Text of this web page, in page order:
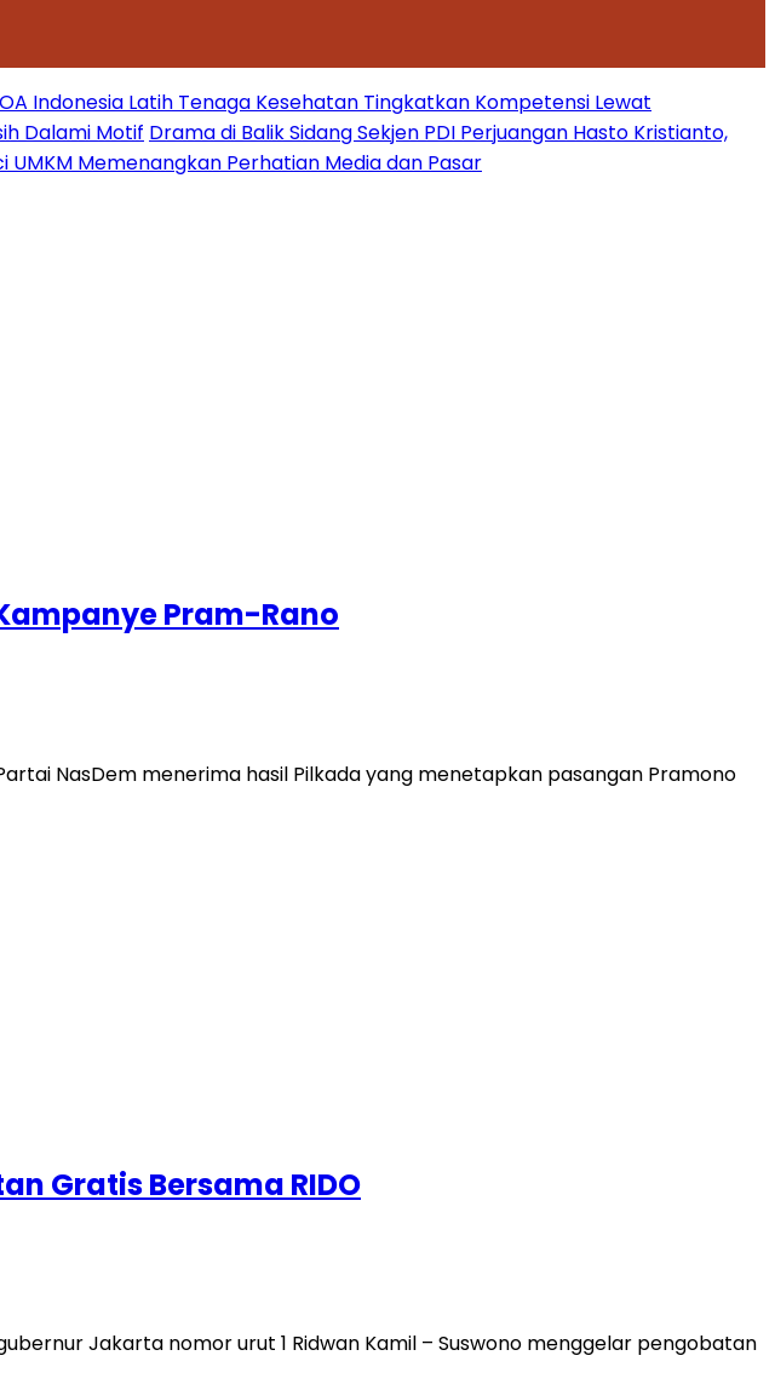
Indonesia Latih Tenaga Kesehatan Tingkatkan Kompetensi Lewat
Dalami Motif Drama di Balik Sidang Sekjen PDI Perjuangan Hasto Kristianto,
UMKM Memenangkan Perhatian Media dan Pasar
Pram-Rano
NasDem menerima hasil Pilkada yang menetapkan pasangan Pramono
Gratis Bersama RIDO
Jakarta nomor urut 1 Ridwan Kamil – Suswono menggelar pengobatan